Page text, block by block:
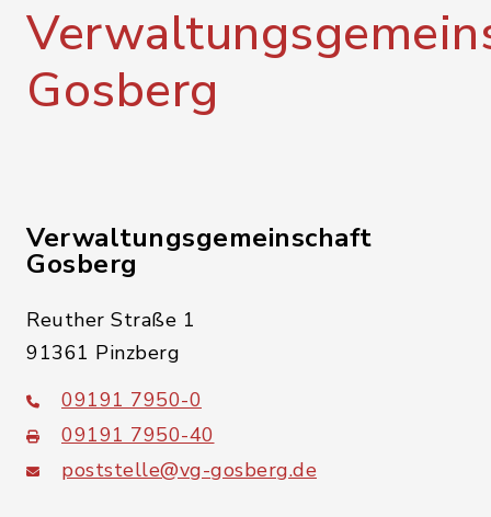
Gosberg
Verwaltungsgemeinschaft
Gosberg
Reuther Straße 1
91361 Pinzberg
09191 7950-0
09191 7950-40
poststelle@vg-gosberg.de